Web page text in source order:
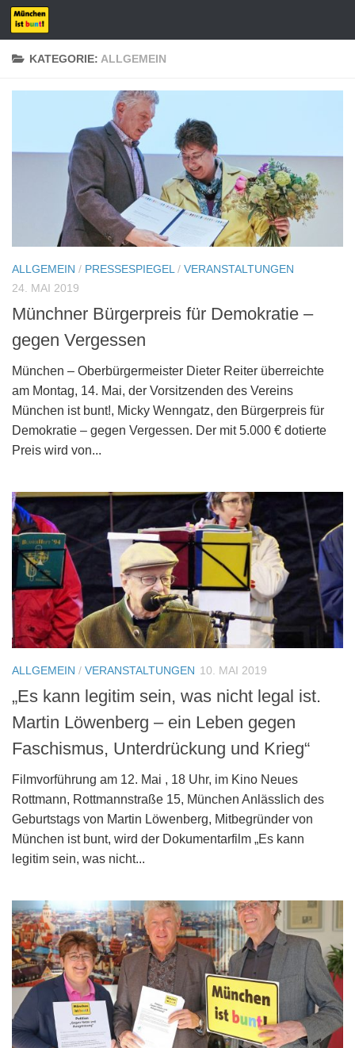
Zum Inhalt springen
KATEGORIE: ALLGEMEIN
ALLGEMEIN / PRESSESPIEGEL / VERANSTALTUNGEN
24. MAI 2019
Münchner Bürgerpreis für Demokratie –
gegen Vergessen
München – Oberbürgermeister Dieter Reiter überreichte
am Montag, 14. Mai, der Vorsitzenden des Vereins
München ist bunt!, Micky Wenngatz, den Bürgerpreis für
Demokratie – gegen Vergessen. Der mit 5.000 € dotierte
Preis wird von...
ALLGEMEIN / VERANSTALTUNGEN 10. MAI 2019
„Es kann legitim sein, was nicht legal ist.
Martin Löwenberg – ein Leben gegen
Faschismus, Unterdrückung und Krieg“
Filmvorführung am 12. Mai , 18 Uhr, im Kino Neues
Rottmann, Rottmannstraße 15, München Anlässlich des
Geburtstags von Martin Löwenberg, Mitbegründer von
München ist bunt, wird der Dokumentarfilm „Es kann
legitim sein, was nicht...